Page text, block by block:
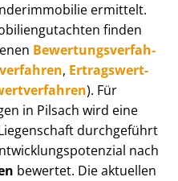
ermittelt.
finden
Be­wer­tungs­ver­fah­
, Er­trags­wert­
). Für
in Pilsach wird eine
durchgeführt
nach
bewertet. Die aktuellen